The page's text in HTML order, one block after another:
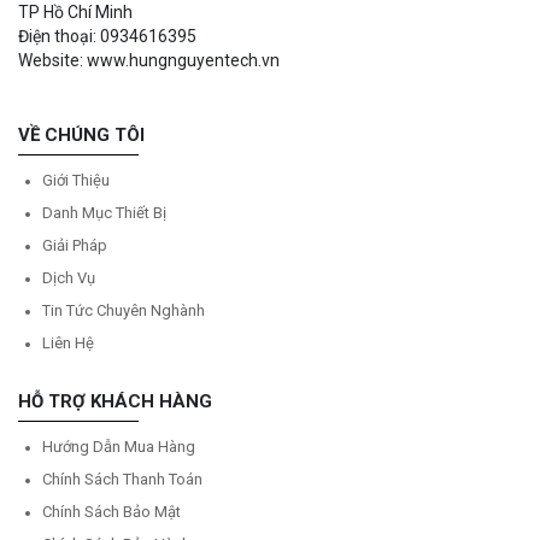
TP Hồ Chí Minh
Điện thoại: 0934616395
Website: www.hungnguyentech.vn
VỀ CHÚNG TÔI
Giới Thiệu
Danh Mục Thiết Bị
Giải Pháp
Dịch Vụ
Tin Tức Chuyên Nghành
Liên Hệ
HỖ TRỢ KHÁCH HÀNG
Hướng Dẫn Mua Hàng
Chính Sách Thanh Toán
Chính Sách Bảo Mật